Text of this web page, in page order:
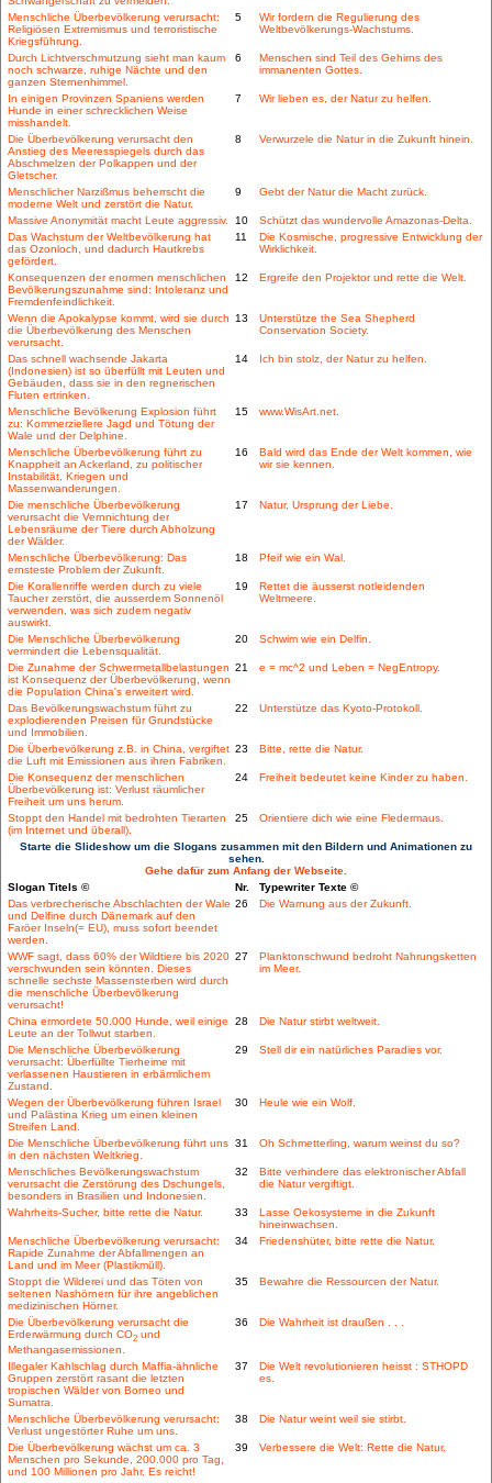
Menschliche Überbevölkerung verursacht:
Religiösen Extremismus und terroristische
Kriegsführung.
5
Wir fordern die Regulierung des
Weltbevölkerungs-Wachstums.
Durch Lichtverschmutzung sieht man kaum
noch schwarze, ruhige Nächte und den
ganzen Sternenhimmel.
6
Menschen sind Teil des Gehirns des
immanenten Gottes.
In einigen Provinzen Spaniens werden
Hunde in einer schrecklichen Weise
misshandelt.
7 Wir lieben es, der Natur zu helfen.
Die Überbevölkerung verursacht den
Anstieg des Meeresspiegels durch das
Abschmelzen der Polkappen und der
Gletscher.
8 Verwurzele die Natur in die Zukunft hinein.
Menschlicher Narzißmus beherrscht die
moderne Welt und zerstört die Natur.
9 Gebt der Natur die Macht zurück.
Massive Anonymität macht Leute aggressiv. 10
Schützt das wundervolle Amazonas-Delta.
Das Wachstum der Weltbevölkerung hat
das Ozonloch, und dadurch Hautkrebs
gefördert.
11
Die Kosmische, progressive Entwicklung der
Wirklichkeit.
Konsequenzen der enormen menschlichen
Bevölkerungszunahme sind: Intoleranz und
Fremdenfeindlichkeit.
12 Ergreife den Projektor und rette die Welt.
Wenn die Apokalypse kommt, wird sie durch
die Überbevölkerung des Menschen
verursacht.
13
Unterstütze the Sea Shepherd
Conservation Society.
Das schnell wachsende Jakarta
(Indonesien) ist so überfüllt mit Leuten und
Gebäuden, dass sie in den regnerischen
Fluten ertrinken.
14 Ich bin stolz, der Natur zu helfen.
Menschliche Bevölkerung Explosion führt
zu: Kommerziellere Jagd und Tötung der
Wale und der Delphine.
15 www.WisArt.net.
Menschliche Überbevölkerung führt zu
Knappheit an Ackerland, zu politischer
Instabilität, Kriegen und
Massenwanderungen.
16
Bald wird das Ende der Welt kommen, wie
wir sie kennen.
Die menschliche Überbevölkerung
verursacht die Vernnichtung der
Lebensräume der Tiere durch Abholzung
der Wälder.
17 Natur, Ursprung der Liebe.
Menschliche Überbevölkerung: Das
ernsteste Problem der Zukunft.
18 Pfeif wie ein Wal.
Die Korallenriffe werden durch zu viele
Taucher zerstört, die ausserdem Sonnenöl
verwenden, was sich zudem negativ
auswirkt.
19
Rettet die äusserst notleidenden
Weltmeere.
Die Menschliche Überbevölkerung
vermindert die Lebensqualität.
20 Schwim wie ein Delfin.
Die Zunahme der Schwermetallbelastungen
ist Konsequenz der Überbevölkerung, wenn
die Population China's erweitert wird.
21 e = mc^2 und Leben = NegEntropy.
Das Bevölkerungswachstum führt zu
explodierenden Preisen für Grundstücke
und Immobilien.
22 Unterstütze das Kyoto-Protokoll.
Die Überbevölkerung z.B. in China, vergiftet
die Luft mit Emissionen aus ihren Fabriken.
23 Bitte, rette die Natur.
Die Konsequenz der menschlichen
Überbevölkerung ist: Verlust räumlicher
Freiheit um uns herum.
24 Freiheit bedeutet keine Kinder zu haben.
Stoppt den Handel mit bedrohten Tierarten
(im Internet und überall).
25 Orientiere dich wie eine Fledermaus.
Starte die Slideshow um die Slogans zusammen mit den Bildern und Animationen zu
sehen.
Gehe dafür zum Anfang der Webseite.
Slogan Titels ©
Nr.
Typewriter Texte ©
Das verbrecherische Abschlachten der Wale
und Delfine durch Dänemark auf den
Faröer Inseln(= EU), muss sofort beendet
werden.
26 Die Warnung aus der Zukunft.
WWF sagt, dass 60% der Wildtiere bis 2020
verschwunden sein könnten. Dieses
schnelle sechste Massensterben wird durch
die menschliche Überbevölkerung
verursacht!
27
Planktonschwund bedroht Nahrungsketten
im Meer.
China ermordete 50.000 Hunde, weil einige
Leute an der Tollwut starben.
28 Die Natur stirbt weltweit.
Die Menschliche Überbevölkerung
verursacht: Überfüllte Tierheime mit
verlassenen Haustieren in erbärmlichem
Zustand.
29 Stell dir ein natürliches Paradies vor.
Wegen der Überbevölkerung führen Israel
und Palästina Krieg um einen kleinen
Streifen Land.
30 Heule wie ein Wolf.
Die Menschliche Überbevölkerung führt uns
in den nächsten Weltkrieg.
31 Oh Schmetterling, warum weinst du so?
Menschliches Bevölkerungswachstum
verursacht die Zerstörung des Dschungels,
besonders in Brasilien und Indonesien.
32
Bitte verhindere das elektronischer Abfall
die Natur vergiftigt.
Wahrheits-Sucher, bitte rette die Natur. 33
Lasse Oekosysteme in die Zukunft
hineinwachsen.
Menschliche Überbevölkerung verursacht:
Rapide Zunahme der Abfallmengen an
Land und im Meer (Plastikmüll).
34 Friedenshüter, bitte rette die Natur.
Stoppt die Wilderei und das Töten von
seltenen Nashörnern für ihre angeblichen
medizinischen Hörner.
35 Bewahre die Ressourcen der Natur.
Die Überbevölkerung verursacht die
Erderwärmung durch CO2 und
Methangasemissionen.
36 Die Wahrheit ist draußen . . .
Illegaler Kahlschlag durch Maffia-ähnliche
Gruppen zerstört rasant die letzten
tropischen Wälder von Borneo und
Sumatra.
37
Die Welt revolutionieren heisst : STHOPD
es.
Menschliche Überbevölkerung verursacht:
Verlust ungestörter Ruhe um uns.
38 Die Natur weint weil sie stirbt.
Die Überbevölkerung wächst um ca. 3
Menschen pro Sekunde, 200.000 pro Tag,
und 100 Millionen pro Jahr. Es reicht!
39 Verbessere die Welt: Rette die Natur.